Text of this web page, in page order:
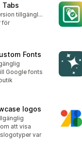
Tabs
Gratis testversion tillgänglig
för
Fonts
Google fonts
logos
att visa
var